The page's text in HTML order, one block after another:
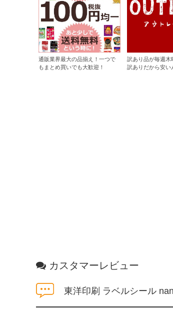
通販業界最大の品揃え！一つで
もまとめ買いでも大歓迎！
訳あり品が毎週木
訳ありだから安い
カスタマーレビュー
東洋印刷 ラベルシール